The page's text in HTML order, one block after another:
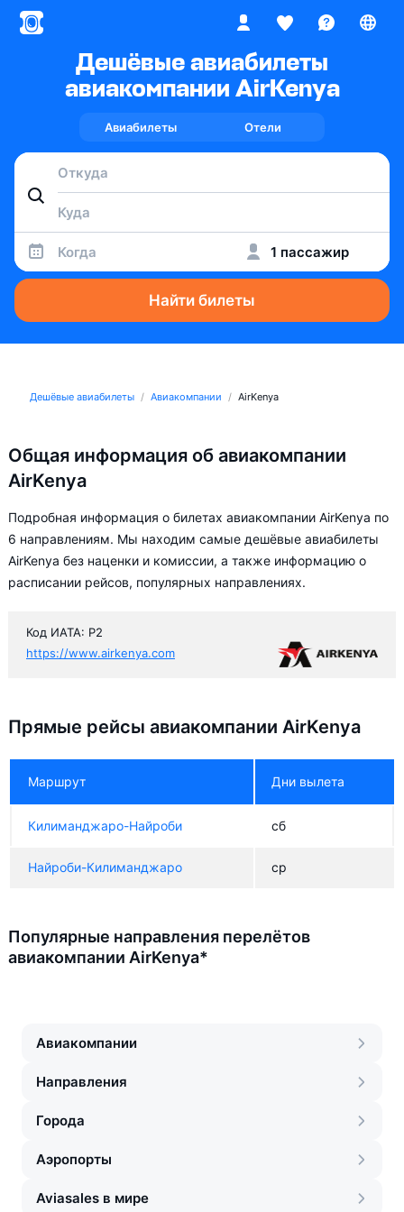
Дешёвые авиабилеты
авиакомпании AirKenya
Авиабилеты Отели
Когда 1 пассажир
Найти билеты
Дешёвые авиабилеты Авиакомпании AirKenya
Общая информация об авиакомпании
AirKenya
Подробная информация о билетах авиакомпании AirKenya по
6 направлениям. Мы находим самые дешёвые авиабилеты
AirKenya без наценки и комиссии, а также информацию о
расписании рейсов, популярных направлениях.
Код ИАТА: P2
https://www.airkenya.com
Прямые рейсы авиакомпании AirKenya
Маршрут Дни вылета
Килиманджаро-Найроби сб
Найроби-Килиманджаро ср
Популярные направления перелётов
авиакомпании AirKenya*
Авиакомпании
Направления
Города
Аэропорты
Aviasales в мире